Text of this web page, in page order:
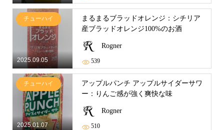
2025.09.05
チューハイ
まるまるブラッドオレンジ：シチリア
産ブラッドオレンジ100%のお酒
Rogner
539
2025.01.07
チューハイ
アップルパンチ アップルサイダーサワ
ー：りんご感が強く爽快な味
Rogner
510